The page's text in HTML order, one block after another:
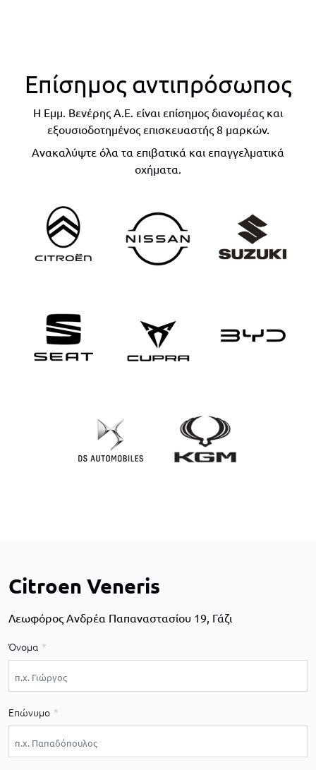
Επίσημος αντιπρόσωπος
Η Εμμ. Βενέρης Α.Ε. είναι επίσημος διανομέας και
εξουσιοδοτημένος επισκευαστής 8 μαρκών.
Ανακαλύψτε όλα τα επιβατικά και επαγγελματικά
οχήματα.
Citroen Veneris
Λεωφόρος Ανδρέα Παπαναστασίου 19, Γάζι
Όνομα
Επώνυμο